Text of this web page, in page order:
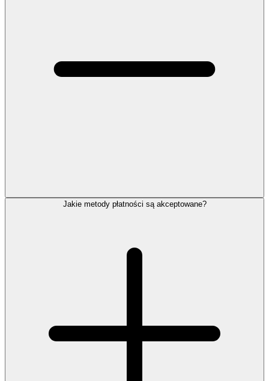
Jakie metody płatności są akceptowane?